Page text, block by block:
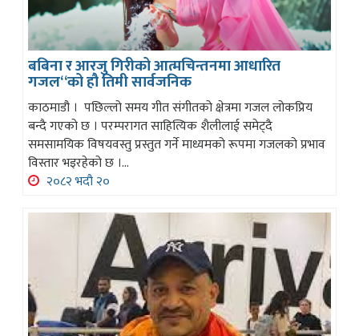
बबिना र आरजु गिरीको आत्मचिन्तनमा आधारित
गजल“को हौ तिमी सार्वजनिक
काठमाडौ । पछिल्लो समय गीत संगीतको क्षेत्रमा गजल लोकप्रिय
बन्दै गएको छ । परम्परागत साहित्यिक शैलीलाई समेट्दै
समसामयिक विषयवस्तु प्रस्तुत गर्ने माध्यमको रूपमा गजलको प्रभाव
विस्तार भइरहेको छ ।...
२०८२ भदौ २०